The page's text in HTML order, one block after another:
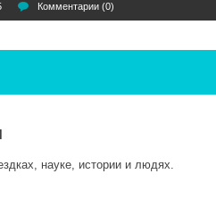
Комментарии (0)
науке, истории и людях.